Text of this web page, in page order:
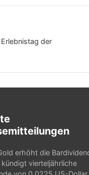
der
erhöht die
kündigt vierteljährliche